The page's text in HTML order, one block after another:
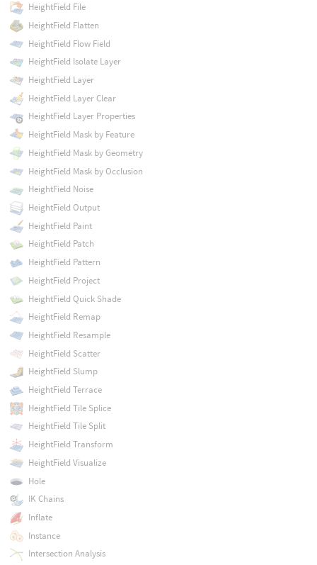
HeightField File
HeightField Flatten
HeightField Flow Field
HeightField Isolate Layer
HeightField Layer
HeightField Layer Clear
HeightField Layer Properties
HeightField Mask by Feature
HeightField Mask by Geometry
HeightField Mask by Occlusion
HeightField Noise
HeightField Output
HeightField Paint
HeightField Patch
HeightField Pattern
HeightField Project
HeightField Quick Shade
HeightField Remap
HeightField Resample
HeightField Scatter
HeightField Slump
HeightField Terrace
HeightField Tile Splice
HeightField Tile Split
HeightField Transform
HeightField Visualize
Hole
IK Chains
Inflate
Instance
Intersection Analysis